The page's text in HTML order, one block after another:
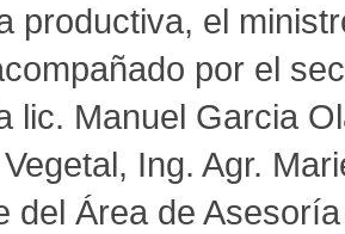
productiva, el
por el
lic. Manuel Garcia
Ing. Agr.
del Área de